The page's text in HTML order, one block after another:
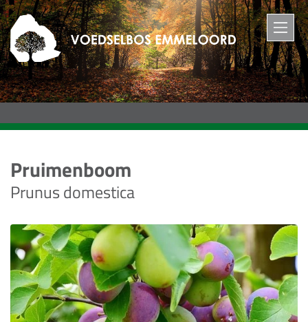
Pruimenboom
Prunus domestica